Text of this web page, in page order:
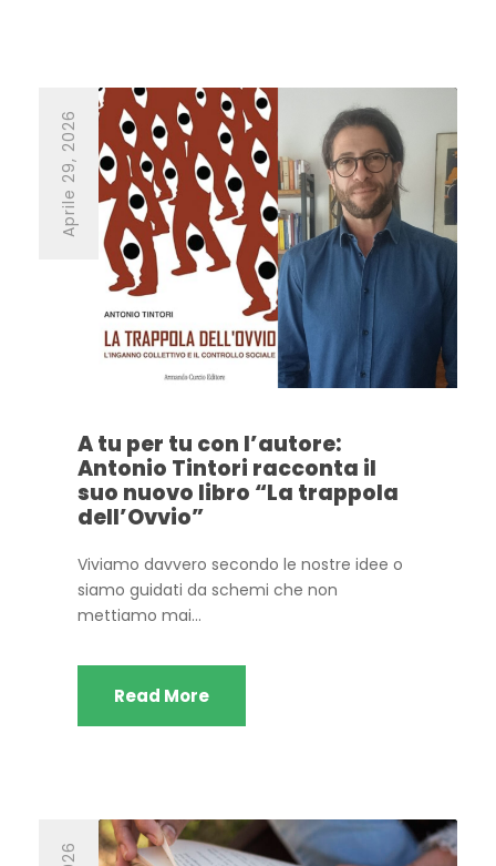
Aprile 29, 2026
A tu per tu con l’autore:
Antonio Tintori racconta il
suo nuovo libro “La trappola
dell’Ovvio”
Viviamo davvero secondo le nostre idee o
siamo guidati da schemi che non
mettiamo mai...
Read More